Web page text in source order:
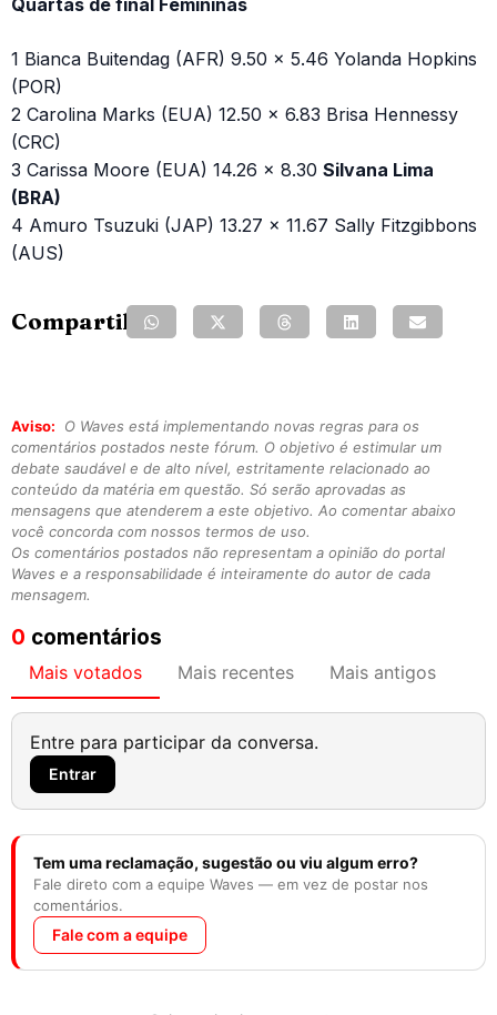
Quartas de final Femininas
1 Bianca Buitendag (AFR) 9.50 x 5.46 Yolanda Hopkins
(POR)
2 Carolina Marks (EUA) 12.50 x 6.83 Brisa Hennessy
(CRC)
3 Carissa Moore (EUA) 14.26 x 8.30 Silvana Lima
(BRA)
4 Amuro Tsuzuki (JAP) 13.27 x 11.67 Sally Fitzgibbons
(AUS)
Compartilhe:
Aviso:
O Waves está implementando novas regras para os
comentários postados neste fórum. O objetivo é estimular um
debate saudável e de alto nível, estritamente relacionado ao
conteúdo da matéria em questão. Só serão aprovadas as
mensagens que atenderem a este objetivo. Ao comentar abaixo
você concorda com nossos termos de uso.
Os comentários postados não representam a opinião do portal
Waves e a responsabilidade é inteiramente do autor de cada
mensagem.
0 comentários
Mais votados Mais recentes Mais antigos
Entre para participar da conversa.
Entrar
Tem uma reclamação, sugestão ou viu algum erro?
Fale direto com a equipe Waves — em vez de postar nos
comentários.
Fale com a equipe